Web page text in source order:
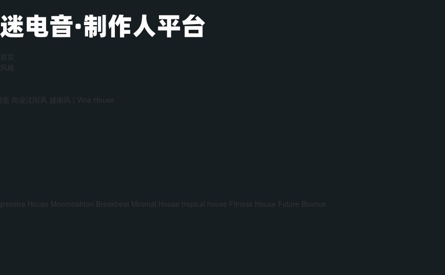
首页
风格
商业沈阳风 越南风 | Vina House
House Moombahton Breakbeat Minimal House tropical house Fitness House Future Bounce